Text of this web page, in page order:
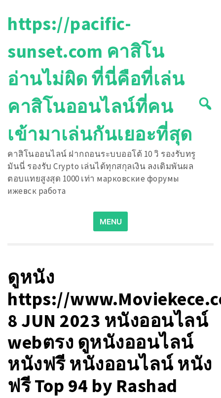
Skiphttps://pacific-
sunset.com คาสิโน
อ่านไม่ผิด ที่นี่คือที่เล่น
คาสิโนออนไลน์ที่คน
เข้ามาเล่นกันเยอะที่สุด
คาสิโนออนไลน์ ฝากถอนระบบออโต้ 10 วิ รองรับทรู
มันนี่ รองรับ Crypto เล่นได้ทุกสกุลเงิน ลงเดิมพันผล
ตอบแทยสูงสุด 1000 เท่า марковские форумы
ижевск работа
Search
for:
MENU
ดูหนัง
https://
8 JUN 2023 หนังออนไลน์
webตรง ดูหนังออนไลน์
หนังฟรี หนังออนไลน์ หนัง
ฟรี Top 94 by Rashad